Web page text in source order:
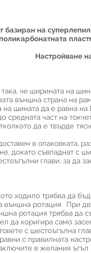
базиран на
Настройване
че ширината на
външна страна на
на шината да е равна
средната част на
да е твърде
в опаковката,
докато съвпаднат с
глави, за да
ходило трябва да
външна ротация. При
ротация трябва да
коригира само
с шестоъгълна
с правилната
в желания